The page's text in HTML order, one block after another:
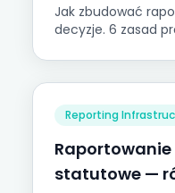
Jak zbudować
decyzje. 6 zasad
Reporting
statutowe —